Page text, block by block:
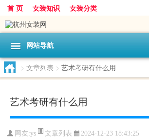
首 页 女装知识 女装分类
网站导航
> 文章列表 > 艺术考研有什么用
艺术考研有什么用
网友:ys 文章列表 2024-12-23 18:43:25